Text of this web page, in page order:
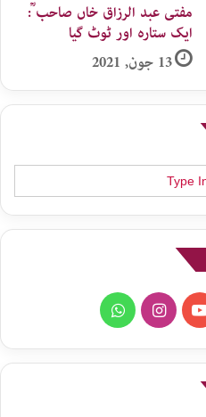
مفتی عبد الرزاق خاں صاحب ؒ:
ایک ستارہ اور ٹوٹ گیا
13 جون, 2021
YouTube
Instagram
WhatsApp